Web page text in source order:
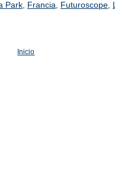
Park, Francia, Futuroscope,
Inicio